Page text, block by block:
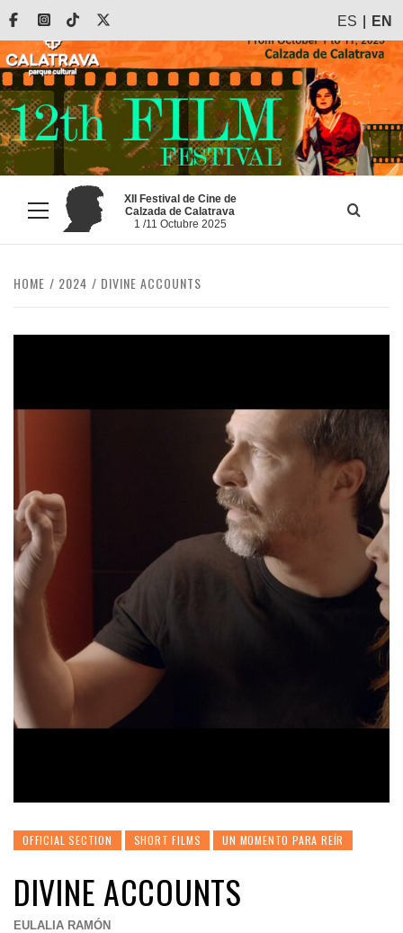
Skip
content
FacebookInstagram
Tiktok ES EN
Primary
Menu
XII Festival de Cine de
Calzada de Calatrava
1 /11 Octubre 2025
HOME 2024 DIVINE ACCOUNTS
OFFICIAL SECTION SHORT FILMS UN MOMENTO PARA REÍR
DIVINE ACCOUNTS
EULALIA RAMÓN